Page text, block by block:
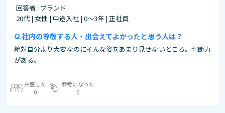
回答者 : ブランド
20代 | 女性 | 中途入社 | 0～3年 | 正社員
社内の尊敬する人・出会えてよかったと思う人は？
絶対自分より大変なのにそんな姿をあまり見せないところ。判断力
がある。
共感した
0
参考になった
0